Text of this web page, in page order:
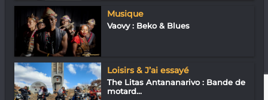
Musique
Vaovy : Beko & Blues
Loisirs & J’ai essayé
The Litas Antananarivo : Bande de
motard...